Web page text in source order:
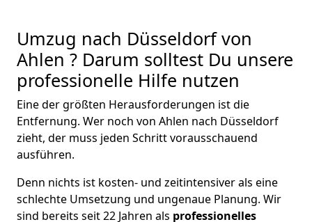
Umzug nach Düsseldorf von
Ahlen ? Darum solltest Du unsere
professionelle Hilfe nutzen
Eine der größten Herausforderungen ist die
Entfernung. Wer noch von Ahlen nach Düsseldorf
zieht, der muss jeden Schritt vorausschauend
ausführen.
Denn nichts ist kosten- und zeitintensiver als eine
schlechte Umsetzung und ungenaue Planung. Wir
sind bereits seit 22 Jahren als professionelles